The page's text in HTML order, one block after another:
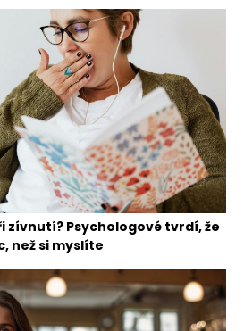
zívnutí? Psychologové tvrdí, že
než si myslíte